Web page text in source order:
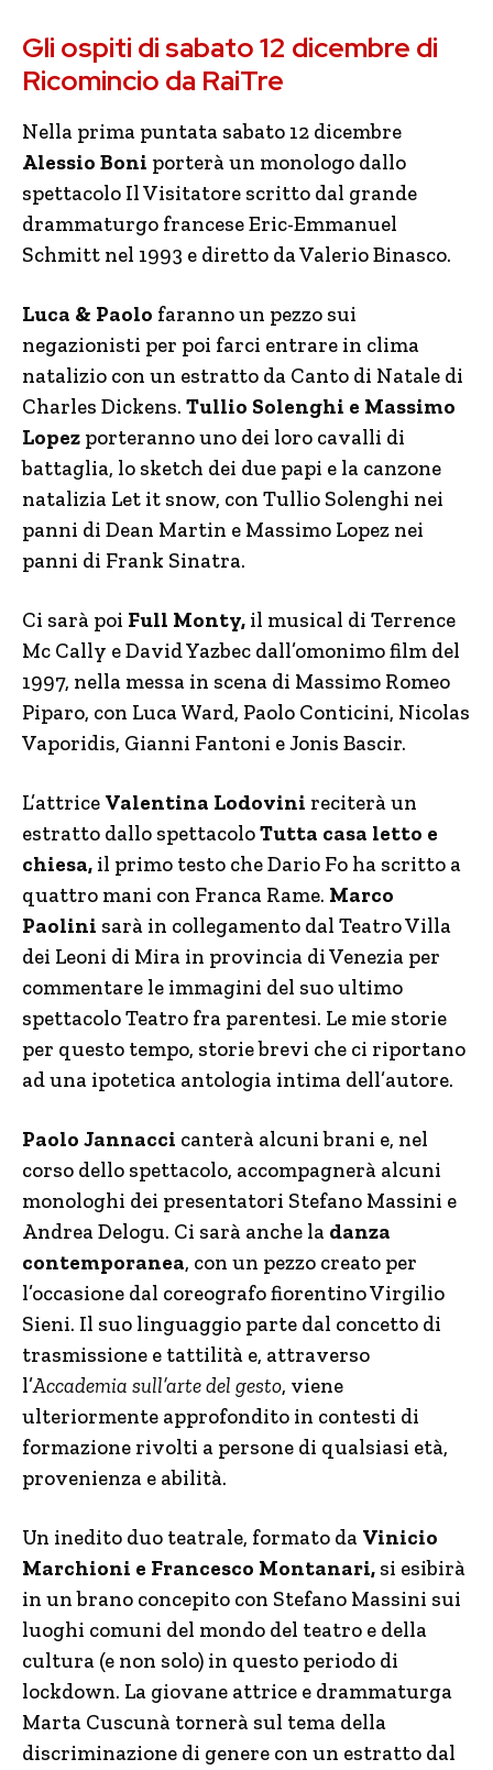
Gli ospiti di sabato 12 dicembre di
Ricomincio da RaiTre
Nella prima puntata sabato 12 dicembre
Alessio Boni porterà un monologo dallo
spettacolo Il Visitatore scritto dal grande
drammaturgo francese Eric-Emmanuel
Schmitt nel 1993 e diretto da Valerio Binasco.
Luca & Paolo faranno un pezzo sui
negazionisti per poi farci entrare in clima
natalizio con un estratto da Canto di Natale di
Charles Dickens. Tullio Solenghi e Massimo
Lopez porteranno uno dei loro cavalli di
battaglia, lo sketch dei due papi e la canzone
natalizia Let it snow, con Tullio Solenghi nei
panni di Dean Martin e Massimo Lopez nei
panni di Frank Sinatra.
Ci sarà poi Full Monty, il musical di Terrence
Mc Cally e David Yazbec dall’omonimo film del
1997, nella messa in scena di Massimo Romeo
Piparo, con Luca Ward, Paolo Conticini, Nicolas
Vaporidis, Gianni Fantoni e Jonis Bascir.
L’attrice Valentina Lodovini reciterà un
estratto dallo spettacoloTutta casa letto e
chiesa, il primo testo che Dario Fo ha scritto a
quattro mani con Franca Rame. Marco
Paolini sarà in collegamento dal Teatro Villa
dei Leoni di Mira in provincia di Venezia per
commentare le immagini del suo ultimo
spettacolo Teatro fra parentesi. Le mie storie
per questo tempo, storie brevi che ci riportano
ad una ipotetica antologia intima dell’autore.
Paolo Jannacci canterà alcuni brani e, nel
corso dello spettacolo, accompagnerà alcuni
monologhi dei presentatori Stefano Massini e
Andrea Delogu. Ci sarà anche la danza
contemporanea, con un pezzo creato per
l’occasione dal coreografo fiorentino Virgilio
Sieni. Il suo linguaggio parte dal concetto di
trasmissione e tattilità e, attraverso
l’Accademia sull’arte del gesto, viene
ulteriormente approfondito in contesti di
formazione rivolti a persone di qualsiasi età,
provenienza e abilità.
Un inedito duo teatrale, formato da Vinicio
Marchioni e Francesco Montanari, si esibirà
in un brano concepito con Stefano Massini sui
luoghi comuni del mondo del teatro e della
cultura (e non solo) in questo periodo di
lockdown. La giovane attrice e drammaturga
Marta Cuscunà tornerà sul tema della
discriminazione di genere con un estratto dal